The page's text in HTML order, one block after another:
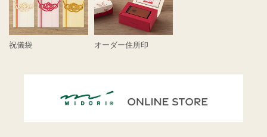
祝儀袋 オーダー住所印